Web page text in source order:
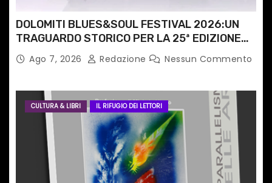
i
DOLOMITI BLUES&SOUL FESTIVAL 2026:UN
TRAGUARDO STORICO PER LA 25ª EDIZIONE
TRA LE CIME PATRIMONIO UNESCO
Ago 7, 2026 Redazione Nessun Commento
CULTURA & LIBRI IL RIFUGIO DEI LETTORI